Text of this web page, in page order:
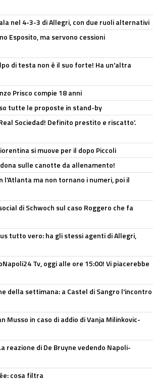
nel 4-3-3 di Allegri, con due ruoli alternativi
Esposito, ma servono cessioni
di testa non è il suo forte! Ha un'altra
Prisco compie 18 anni
tutte le proposte in stand-by
Sociedad! Definito prestito e riscatto’.
si muove per il dopo Piccoli
sulle canotte da allenamento!
l'Atlanta ma non tornano i numeri, poi il
di Schwoch sul caso Roggero che fa
tutto vero: ha gli stessi agenti di Allegri,
Tv, oggi alle ore 15:00! Vi piacerebbe
della settimana: a Castel di Sangro l'incontro
Musso in caso di addio di Vanja Milinkovic-
reazione di De Bruyne vedendo Napoli-
cosa filtra